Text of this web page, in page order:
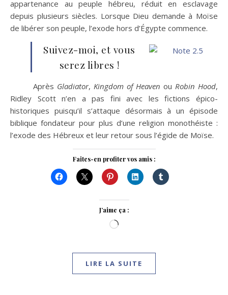
appartenance au peuple hébreu, réduit en esclavage
depuis plusieurs siècles. Lorsque Dieu demande à Moïse
de libérer son peuple, l’exode hors d’Égypte commence.
Suivez-moi, et vous
serez libres !
Après Gladiator, Kingdom of Heaven ouRobin Hood,
Ridley Scott n’en a pas fini avec les fictions épico-
historiques puisqu’il s’attaque désormais à un épisode
biblique fondateur pour plus d’une religion monothéiste :
l’exode des Hébreux et leur retour sous l’égide de Moïse.
Faites-en profiter vos amis :
J’aime ça :
Chargement…
LIRE LA SUITE